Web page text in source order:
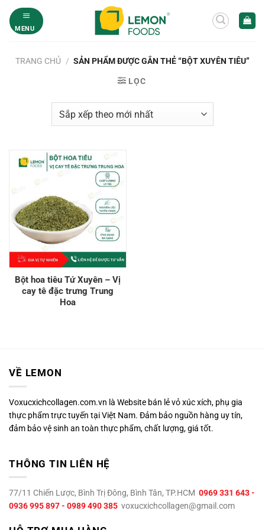
qua
MENU
TRANG CHỦ / SẢN PHẨM ĐƯỢC GẮN THẺ “BỘT XUYÊN TIÊU”
LỌC
Bột hoa tiêu Tứ Xuyên – Vị
cay tê đặc trưng Trung
Hoa
VỀ LEMON
Voxucxichcollagen.com.vn là Website bán lẻ vỏ xúc xích, phụ gia
thực phẩm trực tuyến tại Việt Nam. Đảm bảo nguồn hàng uy tín,
đảm bảo vệ sinh an toàn thực phẩm, chất lượng, giá tốt.
THÔNG TIN LIÊN HỆ
77/11 Chiến Lược, Bình Trị Đông, Bình Tân, TP.HCM 0969 331 643 -
0936 995 897 - 0989 490 385 voxucxichcollagen@gmail.com